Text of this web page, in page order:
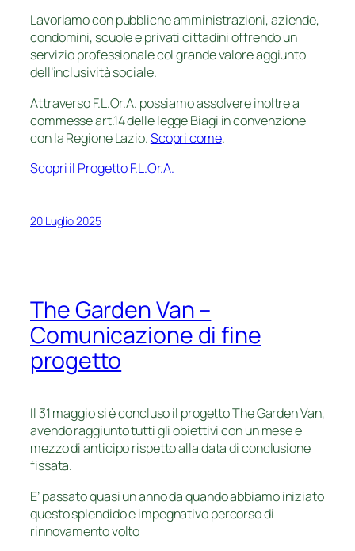
Lavoriamo con pubbliche amministrazioni, aziende,
condomini, scuole e privati cittadini offrendo un
servizio professionale col grande valore aggiunto
dell’inclusività sociale.
Attraverso F.L.Or.A. possiamo assolvere inoltre a
commesse art.14 delle legge Biagi in convenzione
con la Regione Lazio.Scopri come.
Scopri il Progetto F.L.Or.A.
20 Luglio 2025
The Garden Van –
Comunicazione di fine
progetto
Il 31 maggio si è concluso il progetto The Garden Van,
avendo raggiunto tutti gli obiettivi con un mese e
mezzo di anticipo rispetto alla data di conclusione
fissata.
E’ passato quasi un anno da quando abbiamo iniziato
questo splendido e impegnativo percorso di
rinnovamento volto